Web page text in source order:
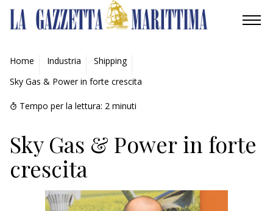
AMBIENTE
MOBILITÀ
INDUSTRIA
RICERCA
ECONOMIA
TURISMO
Home Industria
Shipping
Sky Gas & Power in forte crescita
Tempo per la lettura: 2 minuti
Sky Gas & Power in forte
crescita